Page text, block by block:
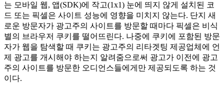
는 모바일 웹, 앱(SDK)에 작고(1x1) 눈에 띄지 않게 설치된 코
드 또는 픽셀은 사이트 성능에 영향을 미치지 않는다. 단지 새
로운 방문자가 광고주의 사이트를 방문할 때마다 픽셀은 비식
별의 브라우저 쿠키를 떨어뜨린다. 나중에 쿠키에 포함된 방문
자가 웹을 탐색할 때 쿠키는 광고주의 리타겟팅 제공업체에 언
제 광고를 개시해야 하는지 알려줌으로써 광고가 이전에 광고
주의 사이트를 방문한 오디언스들에게만 제공되도록 하는 것
이다.